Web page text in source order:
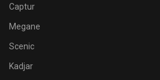
Captur
Megane
Scenic
Kadjar